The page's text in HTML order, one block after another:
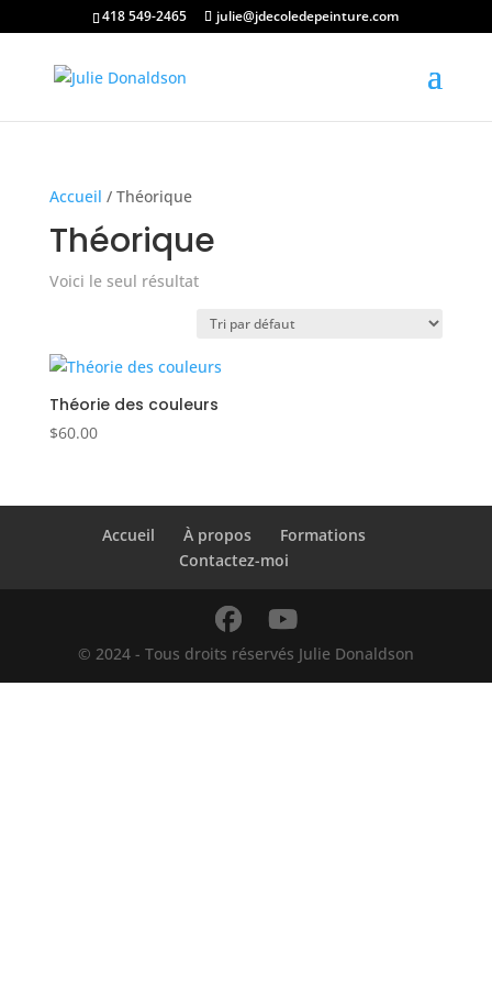
418 549-2465 julie@jdecoledepeinture.com
Accueil / Théorique
Théorique
Voici le seul résultat
Théorie des couleurs
$60.00
Accueil À propos
Formations
Contactez-moi
© 2024 - Tous droits réservés Julie Donaldson